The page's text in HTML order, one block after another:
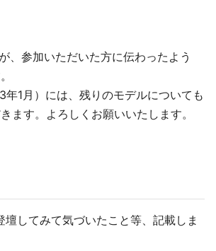
、参加いただいた方に伝わったよう
年1月）には、残りのモデルについても
ます。よろしくお願いいたします。
壇してみて気づいたこと等、記載しま